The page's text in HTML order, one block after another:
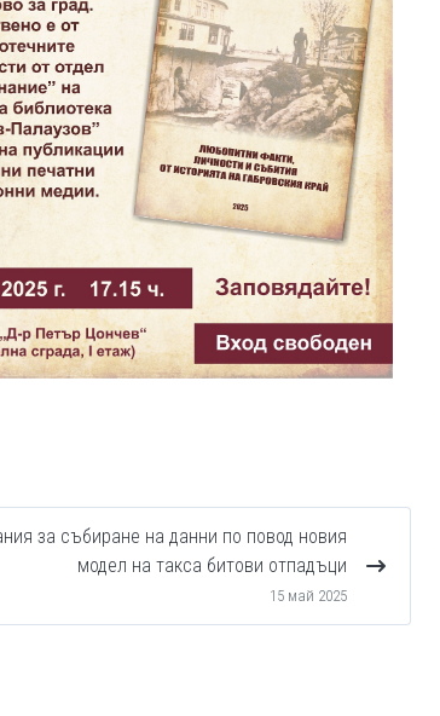
за събиране на данни по повод новия
модел на такса битови отпадъци
15 май 2025